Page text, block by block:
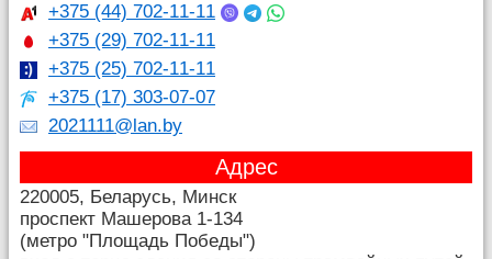
+375 (44) 702-11-11
+375 (29) 702-11-11
+375 (25) 702-11-11
+375 (17) 303-07-07
2021111@lan.by
Адрес
220005, Беларусь, Минск
проспект Машерова 1-134
(метро "Площадь Победы")